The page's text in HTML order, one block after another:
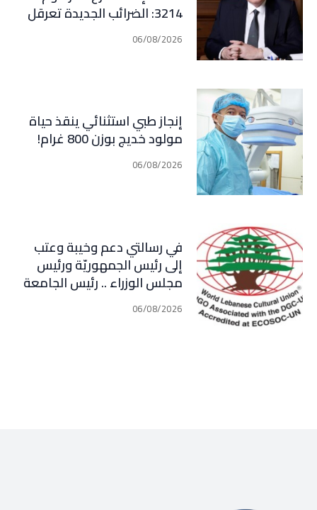
3214: الضرائب الجديدة تعرقل
التعافي الاقتصادي وتناقض
مبدأ الشراكة
06/08/2026
إنجاز طبي استثنائي ينقذ حياة
مولود خديج بوزن 800 غرام!
06/08/2026
في رسالتي دعم وخيبة وعتب
إلى رئيس الجمهوريّة ورئيس
مجلس الوزراء .. رئيس الجامعة
اللبنانية الثقافيّة في العالم
(WLCU) يؤكد دعم الدّولة06/08/2026